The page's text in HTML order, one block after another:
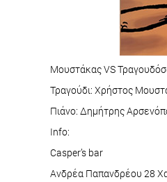
Μουστάκας VS
Τραγούδι: Χρήστος
Πιάνο: Δημήτρης
Info:
Casper’s bar
Ανδρέα Παπανδρέου 28